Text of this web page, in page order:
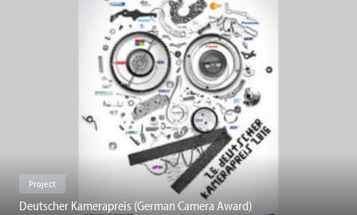
Project
Deutscher Kamerapreis (German Camera Award)